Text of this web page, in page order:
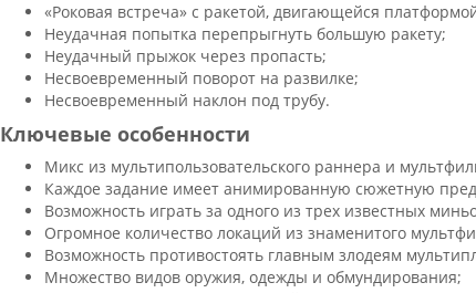
«Роковая встреча» с ракетой, двигающейся
Неудачная попытка перепрыгнуть большую ракету;
Неудачный прыжок через пропасть;
Несвоевременный поворот на развилке;
Несвоевременный наклон под трубу.
Ключевые особенности
Микс из мультипользовательского раннера и
Каждое задание имеет анимированную сюжетную
Возможность играть за одного из трех известных
Огромное количество локаций из знаменитого
Возможность противостоять главным злодеям
Множество видов оружия, одежды и обмундирования;